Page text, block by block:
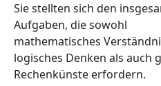
Sie stellten sich den
Aufgaben, die sowohl
mathematisches
logisches Denken als auch
Rechenkünste erfordern.